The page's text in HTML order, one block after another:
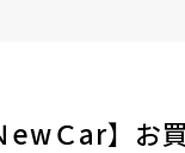
ewＣar】お